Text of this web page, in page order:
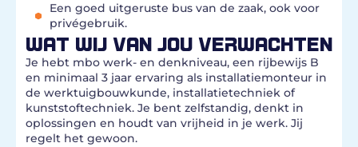
Een goed uitgeruste bus van de zaak, ook voor
privégebruik.
WAT WIJ VAN JOU VERWACHTEN
Je hebt mbo werk- en denkniveau, een rijbewijs B
en minimaal 3 jaar ervaring als installatiemonteur in
de werktuigbouwkunde, installatietechniek of
kunststoftechniek. Je bent zelfstandig, denkt in
oplossingen en houdt van vrijheid in je werk. Jij
regelt het gewoon.